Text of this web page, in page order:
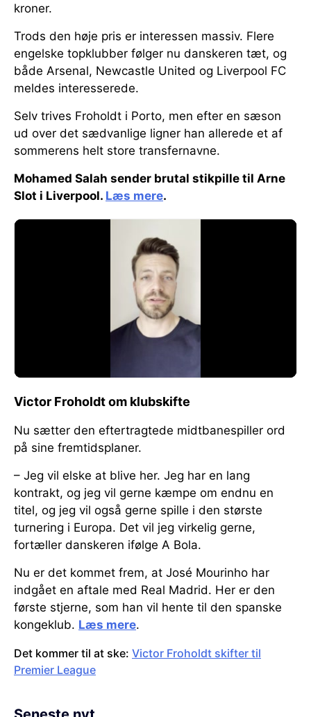
kroner.
Trods den høje pris er interessen massiv. Flere
engelske topklubber følger nu danskeren tæt, og
både Arsenal, Newcastle United og Liverpool FC
meldes interesserede.
Selv trives Froholdt i Porto, men efter en sæson
ud over det sædvanlige ligner han allerede et af
sommerens helt store transfernavne.
Mohamed Salah sender brutal stikpille til Arne
Slot i Liverpool. Læs mere.
Victor Froholdt om klubskifte
Nu sætter den eftertragtede midtbanespiller ord
på sine fremtidsplaner.
– Jeg vil elske at blive her. Jeg har en lang
kontrakt, og jeg vil gerne kæmpe om endnu en
titel, og jeg vil også gerne spille i den største
turnering i Europa. Det vil jeg virkelig gerne,
fortæller danskeren ifølge A Bola.
Nu er det kommet frem, at José Mourinho har
indgået en aftale med Real Madrid. Her er den
første stjerne, som han vil hente til den spanske
kongeklub. Læs mere.
Det kommer til at ske: Victor Froholdt skifter til
Premier League